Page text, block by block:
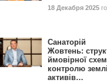
18 Декабря 2025
Санаторій
Жовтень:
ймовірної
контролю
активів…